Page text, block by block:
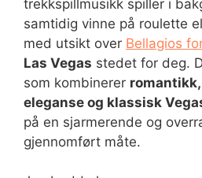
trekkspillmusikk spiller i
samtidig vinne på roulette
med utsikt over Bellagios
Las Vegas stedet for deg.
som kombinerer
eleganse og klassisk
på en sjarmerende og
gjennomført måte.